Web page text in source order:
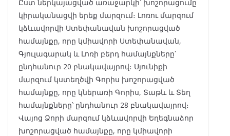
Ըստ ներկայացված առաջարկի՝ խոշորացումը
կիրականացվի երեք մարզում։ Լոռու մարզում
կձևավորվի Ստեփանավան խոշորացված
համայնքը, որը կմիավորի Ստեփանավան,
Գյուլագարակ և Լոռի բերդ համայնքները՝
ընդհանուր 20 բնակավայրով։ Սյունիքի
մարզում կստեղծվի Գորիս խոշորացված
համայնքը, որը կներառի Գորիս, Տաթև և Տեղ
համայնքները՝ ընդհանուր 28 բնակավայրով։
Վայոց Ձորի մարզում կձևավորվի Եղեգնաձոր
խոշորացված համայնքը, որը կմիավորի